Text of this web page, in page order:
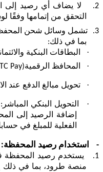
2.
لا يضاف أي رصيد إلى
التحقق من إتمامها وفقًا
3.
تشمل وسائل شحن
بما في ذلك:
· البطاقات البنكية
· المحافظ الرقميةPay)
· تحويل مبالغ الدفع عند
·
التحويل البنكي
إضافة الرصيد إلى
الفعلية للمبلغ في
- استخدام رصيد المحفظة:
1.
يستخدم رصيد المحفظة
منصة طرود، بما في ذلك